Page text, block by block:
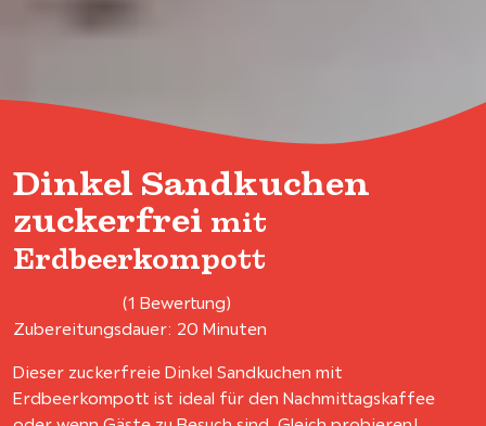
Dinkel Sandkuchen
zuckerfrei mit
Erdbeerkompott
(1 Bewertung)
Zubereitungsdauer: 20 Minuten
Dieser zuckerfreie Dinkel Sandkuchen mit
Erdbeerkompott ist ideal für den Nachmittagskaffee